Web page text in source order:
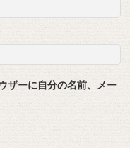
ザーに自分の名前、メー